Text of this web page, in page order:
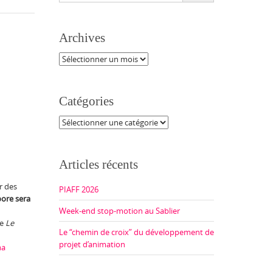
des
sera
Le
Archives
Archives
Catégories
Catégories
Articles récents
PIAFF 2026
Week-end stop-motion au Sablier
Le “chemin de croix” du développement de
projet d’animation